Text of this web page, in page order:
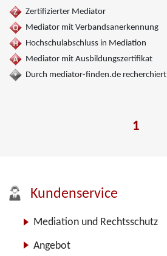
Zertifizierter Mediator
Mediator mit Verbandsanerkennung
Hochschulabschluss in Mediation
Mediator mit Ausbildungszertifikat
Durch mediator-finden.de recherchiert
1
Kundenservice
Mediation und Rechtsschutz
Angebot